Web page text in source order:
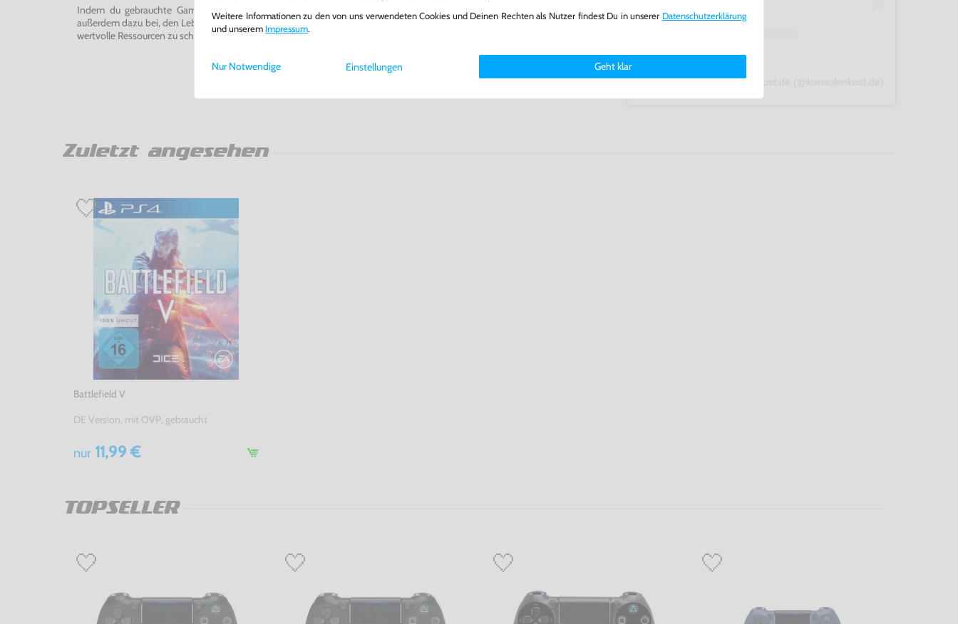
Indem du gebrauchte Games und Konsolen bei uns kaufst oder verkaufst, trägst du
außerdem dazu bei, den Lebenszyklus von Konsolen und Games zu verlängern und damit
wertvolle Ressourcen zu schonen und Abfall zu vermeiden.
A post shared by konsolenkost.de (@konsolenkost.de)
Zuletzt angesehen
Battlefield V
DE Version, mit OVP, gebraucht
nur 11,99 €
TOPSELLER
Weitere Informationen zu den von uns verwendeten Cookies und Deinen Rechten als Nutzer findest Du in unserer Daten­schutz­erklärung
und unserem Impressum.
Einstellungen Geht klar
Nur Notwendige